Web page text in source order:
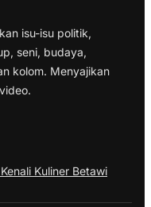
isu-isu politik,
seni, budaya,
kolom. Menyajikan
Kuliner Betawi